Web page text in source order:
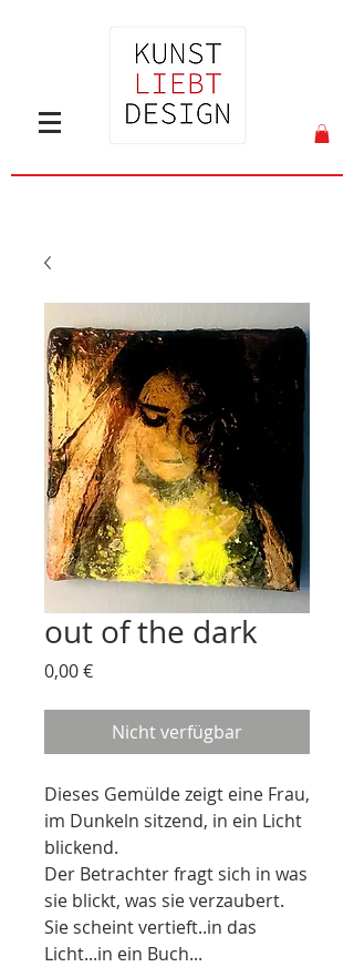
out of the dark
0,00 €Preis
Nicht verfügbar
Dieses Gemülde zeigt eine Frau,
im Dunkeln sitzend, in ein Licht
blickend.
Der Betrachter fragt sich in was
sie blickt, was sie verzaubert.
Sie scheint vertieft..in das
Licht...in ein Buch...